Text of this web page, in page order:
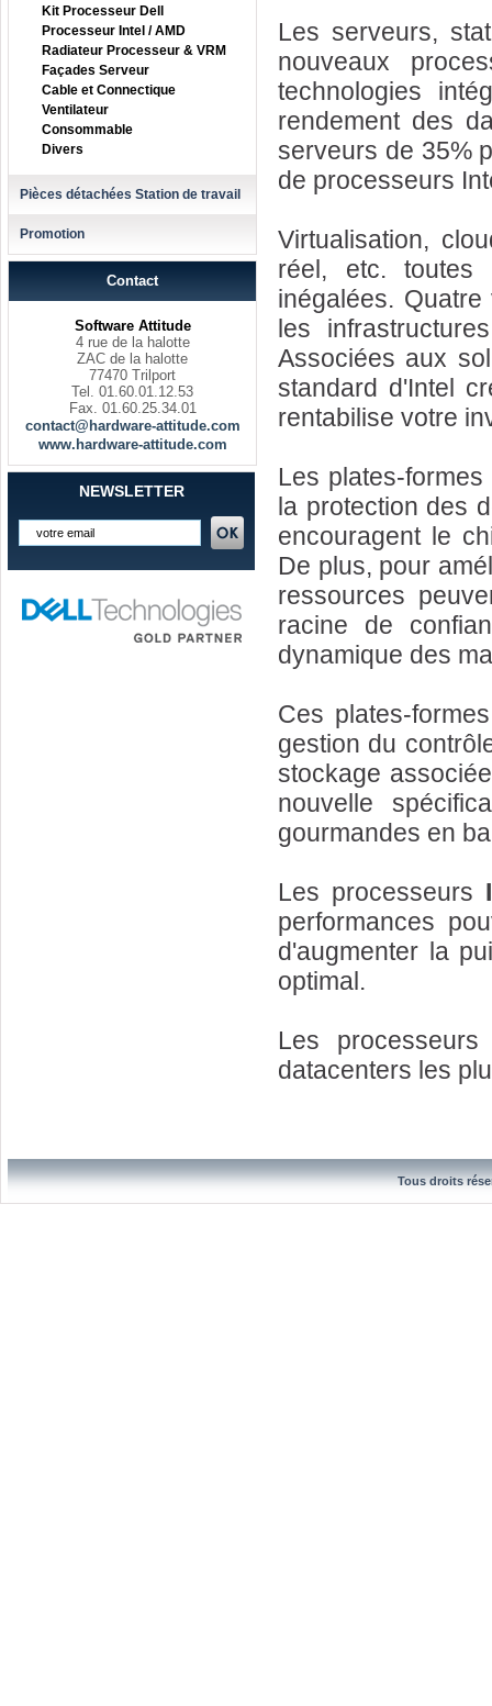
Kit Processeur Dell
Processeur Intel / AMD
Radiateur Processeur & VRM
Façades Serveur
Cable et Connectique
Ventilateur
Consommable
Divers
Pièces détachées Station de travail
Promotion
Contact
Software Attitude
4 rue de la halotte
ZAC de la halotte
77470 Trilport
Tel. 01.60.01.12.53
Fax. 01.60.25.34.01
contact@hardware-attitude.com
www.hardware-attitude.com
NEWSLETTER
Les serveurs,
nouveaux
technologies
rendement des
serveurs de 35%
de processeurs
Virtualisation,
réel, etc. toutes
inégalées.
les
Associées aux
standard d'Intel
rentabilise votre
Les plates-
la protection des
encouragent le
De plus, pour
ressources
racine de
dynamique des
Ces plates-
gestion du
stockage
nouvelle
gourmandes en
Les processeurs
performances
d'augmenter la
optimal.
Les processeurs
datacenters les
Tous droits